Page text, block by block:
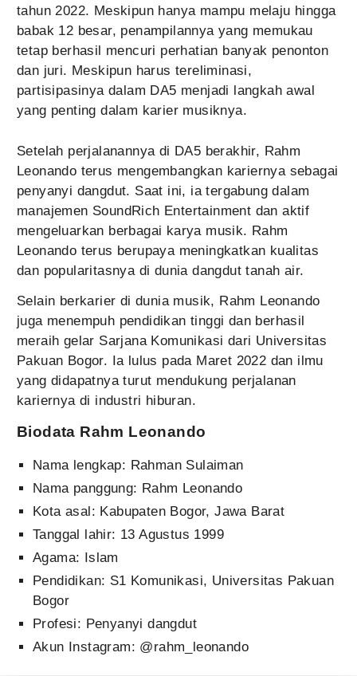
tahun 2022. Meskipun hanya mampu melaju hingga
babak 12 besar, penampilannya yang memukau
tetap berhasil mencuri perhatian banyak penonton
dan juri. Meskipun harus tereliminasi,
partisipasinya dalam DA5 menjadi langkah awal
yang penting dalam karier musiknya.
Setelah perjalanannya di DA5 berakhir, Rahm
Leonando terus mengembangkan kariernya sebagai
penyanyi dangdut. Saat ini, ia tergabung dalam
manajemen SoundRich Entertainment dan aktif
mengeluarkan berbagai karya musik. Rahm
Leonando terus berupaya meningkatkan kualitas
dan popularitasnya di dunia dangdut tanah air.
Selain berkarier di dunia musik, Rahm Leonando
juga menempuh pendidikan tinggi dan berhasil
meraih gelar Sarjana Komunikasi dari Universitas
Pakuan Bogor. Ia lulus pada Maret 2022 dan ilmu
yang didapatnya turut mendukung perjalanan
kariernya di industri hiburan.
Biodata Rahm Leonando
Nama lengkap: Rahman Sulaiman
Nama panggung: Rahm Leonando
Kota asal: Kabupaten Bogor, Jawa Barat
Tanggal lahir: 13 Agustus 1999
Agama: Islam
Pendidikan: S1 Komunikasi, Universitas Pakuan
Bogor
Profesi: Penyanyi dangdut
Akun Instagram: @rahm_leonando